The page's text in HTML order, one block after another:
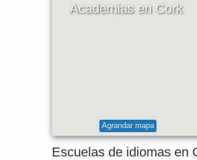
Academias en Cork
Agrandar mapa
Escuelas de idiomas en